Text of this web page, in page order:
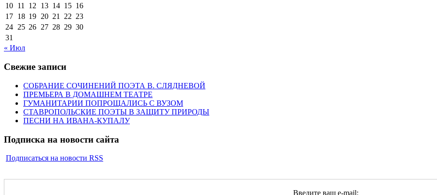
10 11 12 13 14 15 16
17 18 19 20 21 22 23
24 25 26 27 28 29 30
31
« Июл
Свежие записи
СОБРАНИЕ СОЧИНЕНИЙ ПОЭТА В. СЛЯДНЕВОЙ
ПРЕМЬЕРА В ДОМАШНЕМ ТЕАТРЕ
ГУМАНИТАРИИ ПОПРОЩАЛИСЬ С ВУЗОМ
СТАВРОПОЛЬСКИЕ ПОЭТЫ В ЗАЩИТУ ПРИРОДЫ
ПЕСНИ НА ИВАНА-КУПАЛУ
Подписка на новости сайта
Подписаться на новости RSS
Введите ваш e-mail: